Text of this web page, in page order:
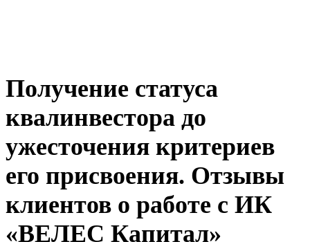
Получение статуса
квалинвестора до
ужесточения критериев
его присвоения. Отзывы
клиентов о работе с ИК
«ВЕЛЕС Капитал»